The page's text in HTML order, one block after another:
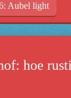
Aubel light
hoe